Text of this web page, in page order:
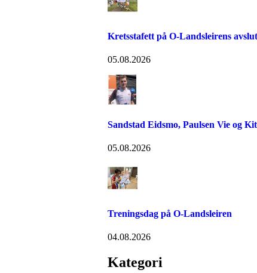
Kretsstafett på O-Landsleirens
05.08.2026
Sandstad Eidsmo, Paulsen Vie og
05.08.2026
Treningsdag på O-Landsleiren
04.08.2026
Kategori